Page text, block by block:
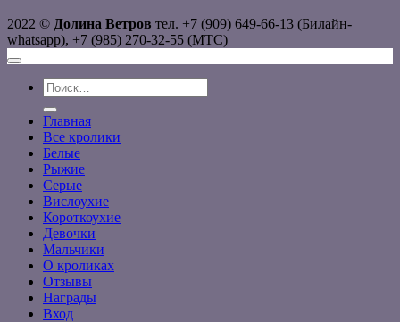
2022 © Долина Ветров тел. +7 (909) 649-66-13 (Билайн-
whatsapp), +7 (985) 270-32-55 (МТС)
Искать:
Главная
Все кролики
Белые
Рыжие
Серые
Вислоухие
Короткоухие
Девочки
Мальчики
О кроликах
Отзывы
Награды
Вход